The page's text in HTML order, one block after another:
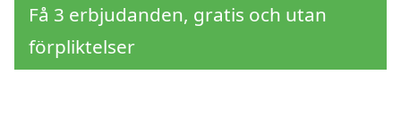
Få 3 erbjudanden, gratis och utan
förpliktelser